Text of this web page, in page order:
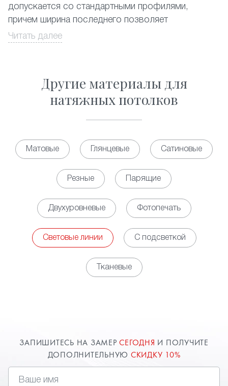
допускается со стандартными профилями,
причем ширина последнего позволяет
устанавливать даже наиболее мощные
Натяжные потолки со световыми линиями,
почему да?
Выбор в пользу световых линий обусловлен
светодиодных линий позволяет обеспечить
равномерное, мягкое свечение по всей площади
помещения, выступая полноценной заменой для
освещения на основе установки точечных
контроллера появляется возможность управлять
от потребности.
• Декоративная функция. Наличие световых линий
на потолке обеспечивает оригинальный облик
пространству, но при этом необходимо заранее
Возможны комбинации нескольких вариантов или
изменение цветовой палитры от команд с пульта
управления. Главное правильно подобрать стиль,
так как подсветка не подходит для классических
Читать далее
Другие материалы для
натяжных потолков
Матовые Глянцевые Сатиновые
Резные Парящие
Двухуровневые Фотопечать
Световые линии С подсветкой
Тканевые
ЗАПИШИТЕСЬ НА ЗАМЕРСЕГОДНЯ И ПОЛУЧИТЕ
ДОПОЛНИТЕЛЬНУЮ СКИДКУ 10%